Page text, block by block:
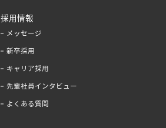
採用情報
メッセージ
新卒採用
キャリア採用
先輩社員インタビュー
よくある質問